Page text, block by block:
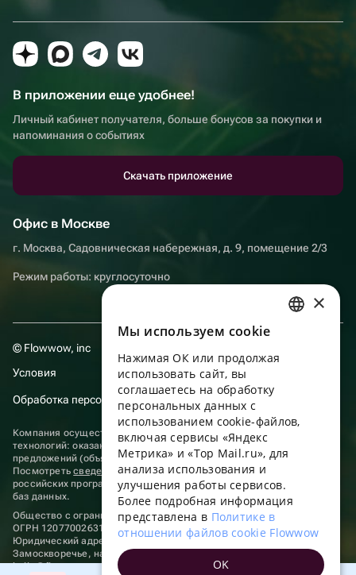
В приложении еще удобнее!
Личный кабинет получателя, больше бонусов за покупки и
напоминания о событиях
Скачать приложение
Офис в Москве
г. Москва, Садовническая набережная, д. 9, помещение 2/3
Режим работы: круглосуточно
© Flowwow, inc
Условия
Обработка персональных данных
Компания осуществляет деятельность в области информационных
технологий: оказание услуг в сети “Интернет” по размещению
предложений (объявлений) продавцов о реализации товаров.
Посмотретьсведения о программах, включенных в реестр
российских программ для электронных вычислительных машин и
баз данных.
Общество с ограниченной ответственностью «ФЛАУВАУ»
ОГРН 1207700263198, ИНН 9702020445
Юридический адрес: г. Москва, вн.тер. г. Муниципальный округ
Замоскворечье, наб. Садовническая, д. 9, помещ. 2/3.
hello@flowwow.com
8 800 555-16-15
ENGLISH
UKRAINIAN
PORTUGUESE
FRENCH
TURKISH
×
Мы используем сookie
Нажимая ОК или продолжая
использовать сайт, вы
соглашаетесь на обработку
персональных данных с
использованием cookie-файлов,
включая сервисы «Яндекс
Метрика» и «Top Mail.ru», для
анализа использования и
улучшения работы сервисов.
Более подробная информация
представлена в Политике в
отношении файлов cookie Flowwow
OK